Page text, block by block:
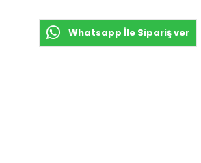
Whatsapp İle Sipariş ver